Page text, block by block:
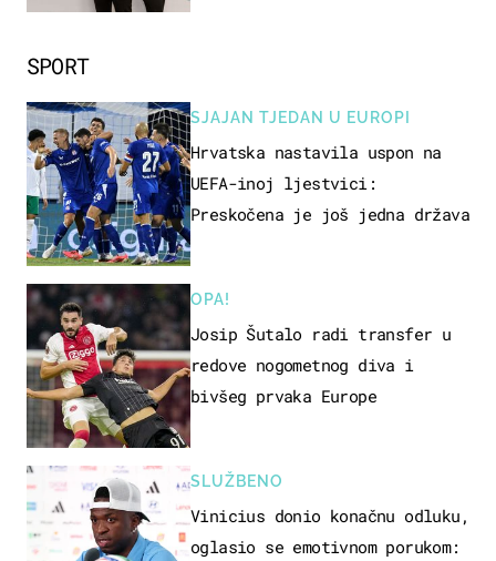
SPORT
SJAJAN TJEDAN U EUROPI
Hrvatska nastavila uspon na
UEFA-inoj ljestvici:
Preskočena je još jedna država
OPA!
Josip Šutalo radi transfer u
redove nogometnog diva i
bivšeg prvaka Europe
SLUŽBENO
Vinicius donio konačnu odluku,
oglasio se emotivnom porukom: